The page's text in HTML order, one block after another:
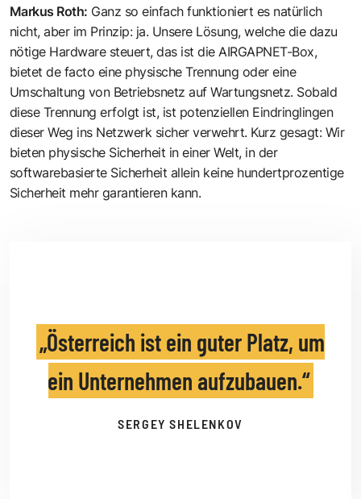
Markus Roth: Ganz so einfach funktioniert es natürlich
nicht, aber im Prinzip: ja. Unsere Lösung, welche die dazu
nötige Hardware steuert, das ist die AIRGAP­NET-Box,
bietet de facto eine physische Trennung oder eine
Umschaltung von Betriebsnetz auf Wartungsnetz. Sobald
diese Trennung erfolgt ist, ist ­potenziellen Eindringlingen
dieser Weg ins Netzwerk sicher verwehrt. Kurz ­gesagt: Wir
bieten physische Sicherheit in einer Welt, in der
softwarebasierte Sicherheit allein keine hundertprozentige
Sicherheit mehr garantieren kann.
Österreich ist ein guter Platz, um
ein Unternehmen aufzubauen.
SERGEY SHELENKOV